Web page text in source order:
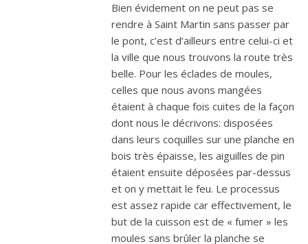
Bien évidement on ne peut pas se
rendre à Saint Martin sans passer par
le pont, c’est d’ailleurs entre celui-ci et
la ville que nous trouvons la route très
belle. Pour les éclades de moules,
celles que nous avons mangées
étaient à chaque fois cuites de la façon
dont nous le décrivons: disposées
dans leurs coquilles sur une planche en
bois très épaisse, les aiguilles de pin
étaient ensuite déposées par-dessus
et on y mettait le feu. Le processus
est assez rapide car effectivement, le
but de la cuisson est de « fumer » les
moules sans brûler la planche se